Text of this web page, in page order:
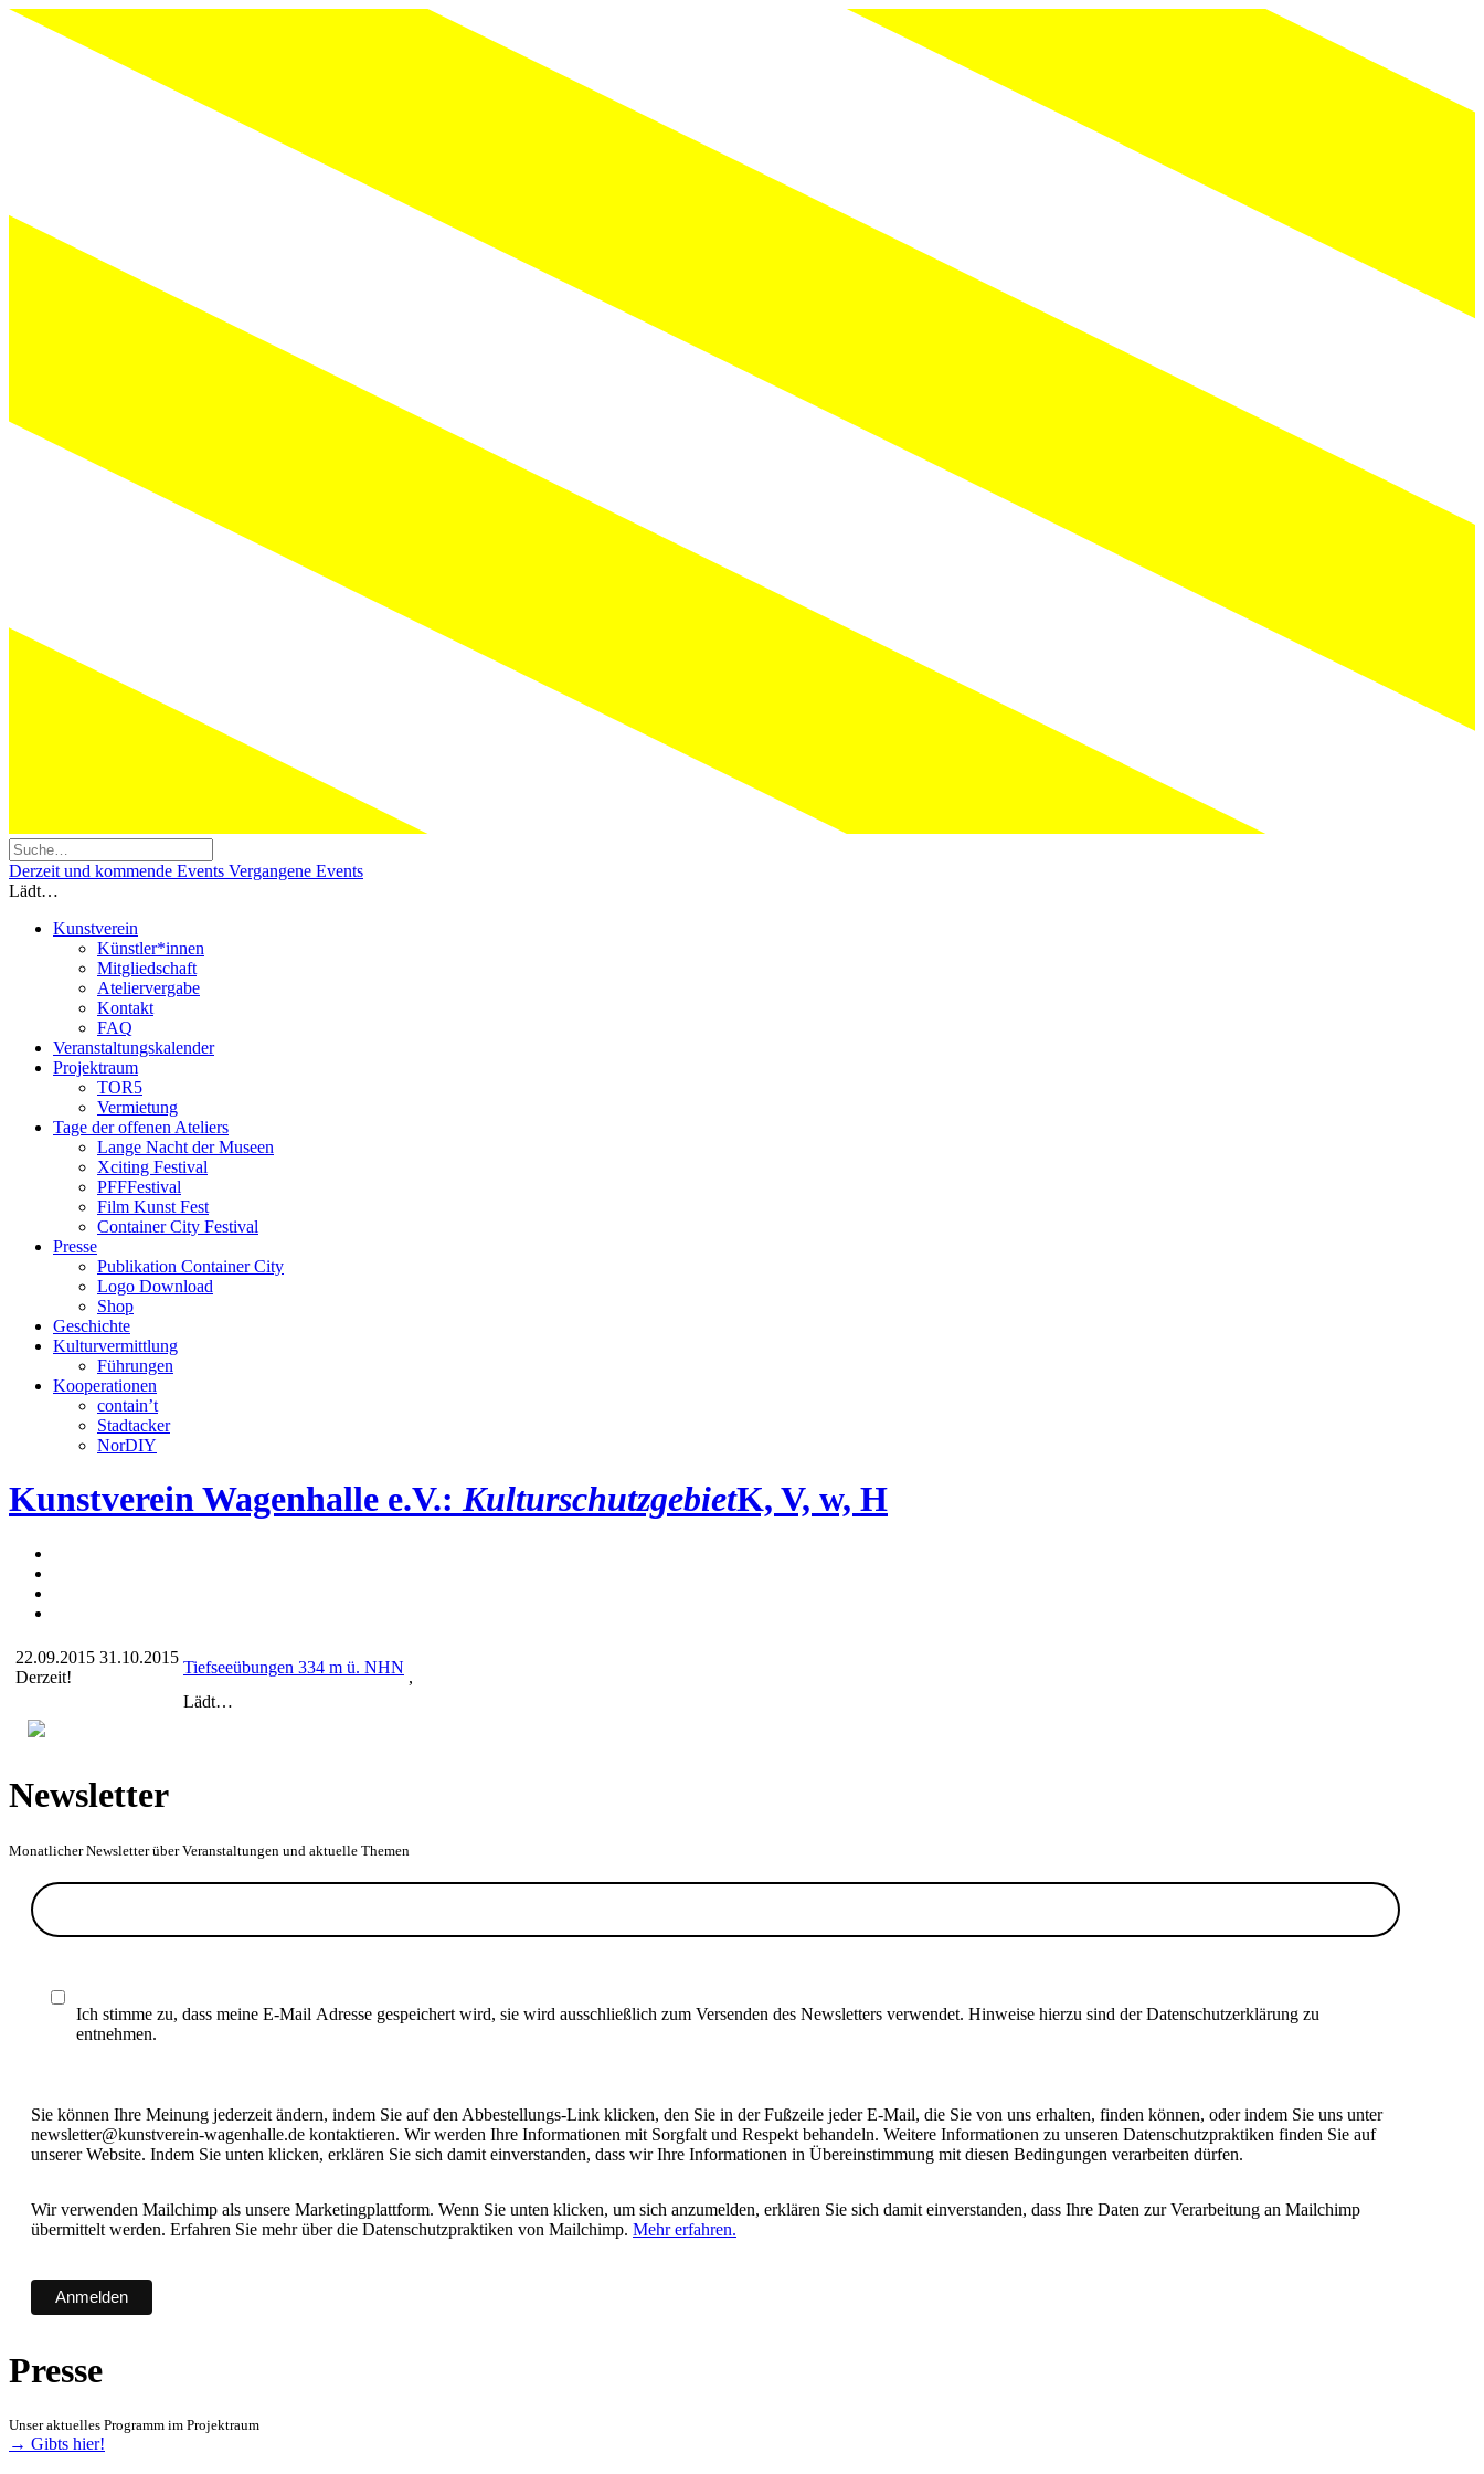
Derzeit und kommende Events Vergangene Events
Lädt…
Kunstverein
Künstler*innen
Mitgliedschaft
Ateliervergabe
Kontakt
FAQ
Veranstaltungskalender
Projektraum
TOR5
Vermietung
Tage der offenen Ateliers
Lange Nacht der Museen
Xciting Festival
PFFFestival
Film Kunst Fest
Container City Festival
Presse
Publikation Container City
Logo Download
Shop
Geschichte
Kulturvermittlung
Führungen
Kooperationen
contain’t
Stadtacker
NorDIY
Kunstverein Wagenhalle e.V.:KulturschutzgebietK, V, w, H
22.09.2015 31.10.2015
Derzeit!
Tiefseeübungen 334 m ü. NHN
,
Lädt…
Newsletter
Monatlicher Newsletter über Veranstaltungen und aktuelle Themen
Ich stimme zu, dass meine E-Mail Adresse gespeichert wird, sie wird ausschließlich zum Versenden des Newsletters verwendet. Hinweise hierzu sind der Datenschutzerklärung zu
entnehmen.
Sie können Ihre Meinung jederzeit ändern, indem Sie auf den Abbestellungs-Link klicken, den Sie in der Fußzeile jeder E-Mail, die Sie von uns erhalten, finden können, oder indem Sie uns unter
newsletter@kunstverein-wagenhalle.de kontaktieren. Wir werden Ihre Informationen mit Sorgfalt und Respekt behandeln. Weitere Informationen zu unseren Datenschutzpraktiken finden Sie auf
unserer Website. Indem Sie unten klicken, erklären Sie sich damit einverstanden, dass wir Ihre Informationen in Übereinstimmung mit diesen Bedingungen verarbeiten dürfen.
Wir verwenden Mailchimp als unsere Marketingplattform. Wenn Sie unten klicken, um sich anzumelden, erklären Sie sich damit einverstanden, dass Ihre Daten zur Verarbeitung an Mailchimp
übermittelt werden. Erfahren Sie mehr über die Datenschutzpraktiken von Mailchimp. Mehr erfahren.
Presse
Unser aktuelles Programm im Projektraum
→ Gibts hier!